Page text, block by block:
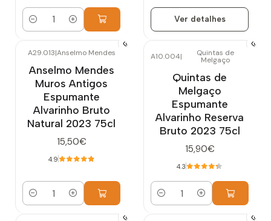
Quantidade
Ver detalhes
A29.013|Anselmo Mendes
Anselmo Mendes
Muros Antigos
Espumante
Alvarinho Bruto
Natural 2023 75cl
15,50€
4.9
Quantidade
A10.004| Quintas de
Melgaço
Quintas de
Melgaço
Espumante
Alvarinho Reserva
Bruto 2023 75cl
15,90€
4.3
Quantidade